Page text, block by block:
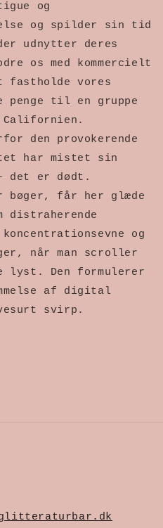
og
og spilder sin tid
udnytter deres
os med kommercielt
vores
penge til en gruppe
den provokerende
har mistet sin
det er dødt.
bøger, får her glæde
distraherende
og
når man scroller
lyst. Den formulerer
af digital
svirp.